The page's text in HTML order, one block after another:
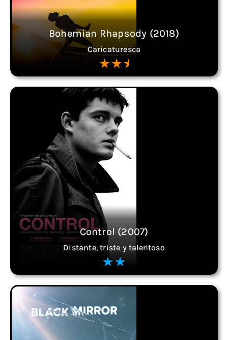
Bohemian Rhapsody (2018)
Caricaturesca
Control (2007)
Distante, triste y talentoso